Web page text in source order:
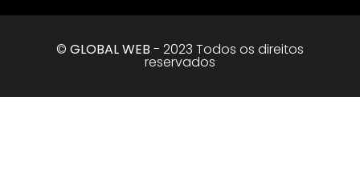
© GLOBAL WEB - 2023 Todos os direitos
reservados